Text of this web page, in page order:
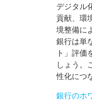
デジタル
貢献、環
境整備に
銀行は単
ト」評価
しょう。
性化につ
銀行のホ